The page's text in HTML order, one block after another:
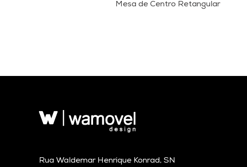
Mesa de Centro Retangular
Rua Waldemar Henrique Konrad, SN